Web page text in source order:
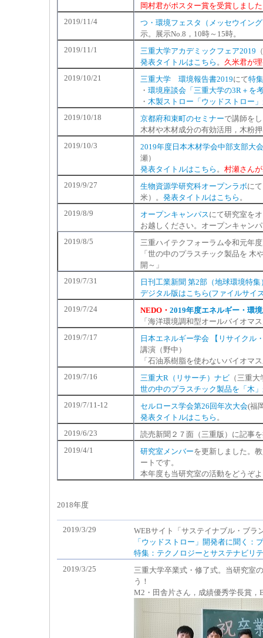
岡村君がポスター賞を受賞しまし
2019/11/4
つ・環境フェスタ（メッセウイン
示。展示No.8，10時～15時。
2019/11/1
三重大学アカデミックフェア2019
発表タイトルはこちら 。 久米君が
2019/10/21
三重大学 環境報告書2019にて特集
・ 環境座談会「三重大学の3R＋を
・ 木製ストロー「ウッドストロー
2019/10/18
京都府和束町のセミナーで講師を
木材や木材成分の有効活用，木粉
2019/10/3
2019年度日本木材学会中部支部大会
瀬）
発表タイトルはこちら 。 村瀬さん
2019/9/27
生物資源学研究科オープンラボに
米）。 発表タイトルはこちら 。
2019/8/9
オープンキャンパスにて研究室を
お越しください。オープンキャン
2019/8/5
三重ハイテクフォーラム令和元年
「世の中のプラスチック製品を
開～」
2019/7/31
日刊工業新聞 第2部（地球環境特集
デジタル版はこちら(ファイルサイ
2019/7/24
NEDO・ 2019年度エネルギー・環
「海洋環境調和型オールバイオマ
2019/7/17
日本エネルギー学会 【リサイクル
講演（野中）
「石油系樹脂を使わないバイオマ
2019/7/16
三重大R（リサーチ）ナビ（三重大
世の中のプラスチック製品を「木
2019/7/11-12
セルロース学会第26回年次大会(福
発表タイトルはこちら 。
2019/6/23
読売新聞２７面（三重版）に記事
2019/4/1
研究室メンバーを更新しました。
ートです。
本年度も当研究室の活動をどうぞ
2018年度
2019/3/29
WEBサイト「サステイナブル・ブラ
「ウッドストロー」開発者に聞く
特集：テクノロジーとサステナビリ
2019/3/25
三重大学卒業式・修了式。当研究室
う！
M2・田舎片さん，成績優秀学長賞